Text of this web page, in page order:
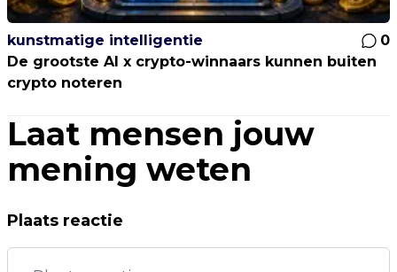
kunstmatige intelligentie
0
De grootste AI x crypto-winnaars kunnen buiten
crypto noteren
Laat mensen jouw
mening weten
Plaats reactie